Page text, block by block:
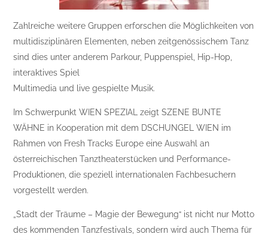
Zahlreiche weitere Gruppen erforschen die Möglichkeiten von
multidisziplinären Elementen, neben zeitgenös­sischem Tanz
sind dies unter anderem Parkour, Puppenspiel, Hip-Hop,
interaktives Spiel
Multimedia und live gespielte Musik.
Im Schwerpunkt WIEN SPEZIAL zeigt SZENE BUNTE
WÄHNE in Kooperation mit dem DSCHUNGEL WIEN im
Rahmen von Fresh Tracks Europe eine Auswahl an
österreichischen Tanztheaterstücken und Performance-
Produktionen, die speziell internationalen Fachbesuchern
vorgestellt werden.
„Stadt der Träume – Magie der Bewegung“ ist nicht nur Motto
des kommenden Tanzfestivals, sondern wird auch Thema für